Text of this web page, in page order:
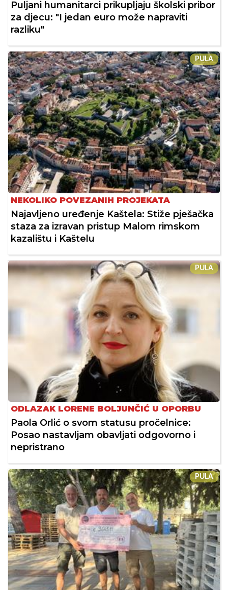
Puljani humanitarci prikupljaju školski pribor
za djecu: "I jedan euro može napraviti
razliku"
PULA
NEKOLIKO POVEZANIH PROJEKATA
Najavljeno uređenje Kaštela: Stiže pješačka
staza za izravan pristup Malom rimskom
kazalištu i Kaštelu
PULA
ODLAZAK LORENE BOLJUNČIĆ U OPORBU
Paola Orlić o svom statusu pročelnice:
Posao nastavljam obavljati odgovorno i
nepristrano
PULA